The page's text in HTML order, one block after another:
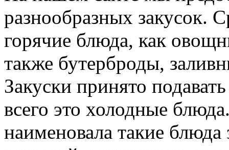
разнообразных закусок.
горячие блюда, как
также бутерброды,
Закуски принято
всего это холодные
наименовала такие